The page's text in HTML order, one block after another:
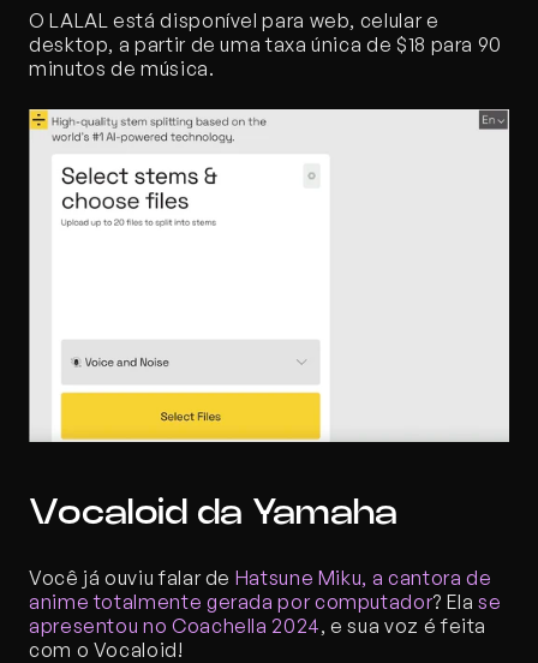
O LALAL está disponível para web, celular e
desktop, a partir de uma taxa única de $18 para 90
minutos de música.
Vocaloid da Yamaha
Você já ouviu falar de Hatsune Miku, a cantora de
anime totalmente gerada por computador? Ela se
apresentou no Coachella 2024, e sua voz é feita
com o Vocaloid!